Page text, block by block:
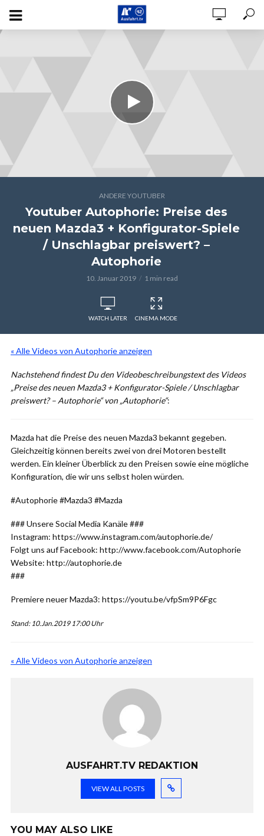
ANDERE YOUTUBER
Youtuber Autophorie: Preise des
neuen Mazda3 + Konfigurator-Spiele
/ Unschlagbar preiswert? –
Autophorie
10. Januar 2019 1 min read
WATCH LATER CINEMA MODE
« Alle Videos von Autophorie anzeigen
Nachstehend findest Du den Videobeschreibungstext des Videos
„Preise des neuen Mazda3 + Konfigurator-Spiele / Unschlagbar
preiswert? – Autophorie“ von „Autophorie“:
Mazda hat die Preise des neuen Mazda3 bekannt gegeben.
Gleichzeitig können bereits zwei von drei Motoren bestellt
werden. Ein kleiner Überblick zu den Preisen sowie eine mögliche
Konfiguration, die wir uns selbst holen würden.
#Autophorie #Mazda3 #Mazda
### Unsere Social Media Kanäle ###
Instagram: https://www.instagram.com/autophorie.de/
Folgt uns auf Facebook: http://www.facebook.com/Autophorie
Website: http://autophorie.de
###
Premiere neuer Mazda3: https://youtu.be/vfpSm9P6Fgc
Stand: 10.Jan.2019 17:00 Uhr
« Alle Videos von Autophorie anzeigen
AUSFAHRT.TV REDAKTION
VIEW ALL POSTS
YOU MAY ALSO LIKE